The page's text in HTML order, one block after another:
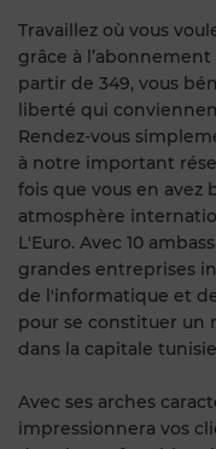
Travaillez où vous
grâce à
partir de 349, vous
liberté qui
Rendez-vous
à notre important
fois que vous en avez
atmosphère
L'Euro. Avec 10
grandes entreprises
de l'informatique et
pour se constituer un
dans la capitale
Avec ses arches
impressionnera vos